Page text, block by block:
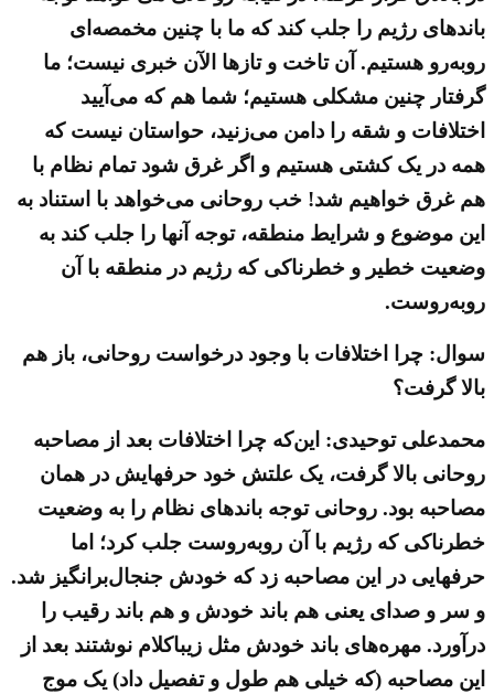
باندهای رژیم را جلب کند که ما با چنین مخمصه‌ای
روبه‌رو هستیم. آن تاخت و تازها الآن خبری نیست؛ ما
گرفتار چنین مشکلی هستیم؛ شما هم که می‌آیید
اختلافات و شقه را دامن می‌زنید، حواستان نیست که
همه در یک کشتی هستیم و اگر غرق شود تمام نظام با
هم غرق خواهیم شد! خب روحانی می‌خواهد با استناد به
این موضوع و شرایط منطقه، توجه آنها را جلب کند به
وضعیت خطیر و خطرناکی که رژیم در منطقه با آن
روبه‌روست.
سوال: چرا اختلافات با وجود درخواست روحانی، باز هم
بالا گرفت؟
محمدعلی توحیدی: این‌که چرا اختلافات بعد از مصاحبه
روحانی بالا گرفت، یک علتش خود حرفهایش در همان
مصاحبه بود. روحانی توجه باندهای نظام را به وضعیت
خطرناکی که رژیم با آن روبه‌روست جلب کرد؛ اما
حرفهایی در این مصاحبه زد که خودش جنجال‌برانگیز شد.
و سر و صدای یعنی هم باند خودش و هم باند رقیب را
درآورد. مهره‌های باند خودش مثل زیباکلام نوشتند بعد از
این مصاحبه (که خیلی هم طول و تفصیل داد) یک موج